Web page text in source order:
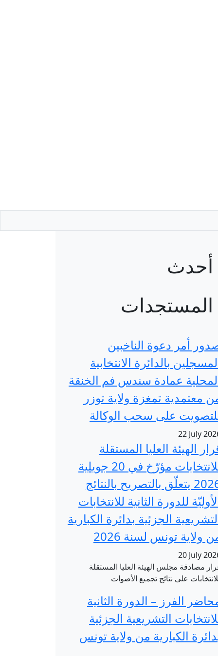
أحدث
المستجدات
أمر دعوة الناخبين
بالدائرة الانتخابية
عمادة سندس فم الخنقة
معتمدية تمغزة ولاية توزر
على سحب الوكالة
22 July
الهيئة العليا المستقلة
للانتخابات مؤرّخ في 20 جويلية
2026 يتعلّق بالتصريح بالنتائج
للدورة الثانية للانتخابات
الجزئية بدائرة الكبارية
ولاية تونس لسنة 2026
20 July
مصادقة مجلس الهيئة العليا المستقلة
على نتائج تجميع الأصوات
الفرز – الدورة الثانية
التشريعية الجزئية
الكبارية من ولاية تونس